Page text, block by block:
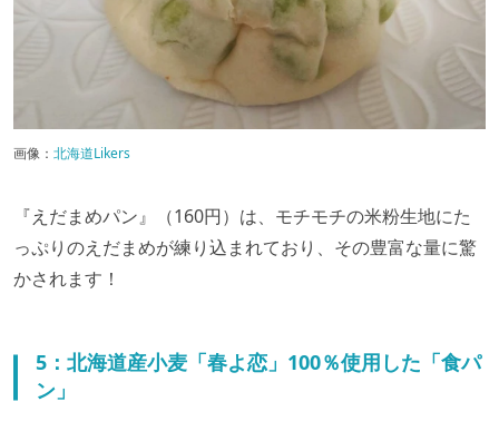
画像： 北海道Likers
『えだまめパン』（160円）は、モチモチの米粉生地にた
っぷりのえだまめが練り込まれており、その豊富な量に驚
かされます！
5：北海道産小麦「春よ恋」100％使用した「食パ
ン」